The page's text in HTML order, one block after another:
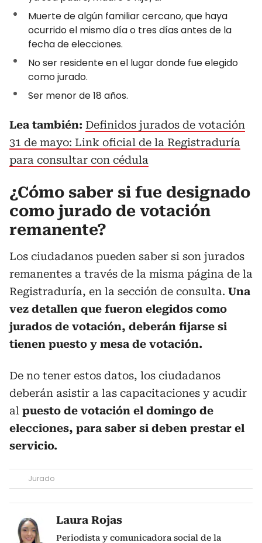
Muerte de algún familiar cercano, que haya
ocurrido el mismo día o tres días antes de la
fecha de elecciones.
No ser residente en el lugar donde fue elegido
como jurado.
Ser menor de 18 años.
Lea también: Definidos jurados de votación
31 de mayo: Link oficial de la Registraduría
para consultar con cédula
¿Cómo saber si fue designado
como jurado de votación
remanente?
Los ciudadanos pueden saber si son jurados
remanentes a través de la misma página de la
Registraduría, en la sección de consulta. Una
vez detallen que fueron elegidos como
jurados de votación, deberán fijarse si
tienen puesto y mesa de votación.
De no tener estos datos, los ciudadanos
deberán asistir a las capacitaciones y acudir
al puesto de votación el domingo de
elecciones, para saber si deben prestar el
servicio.
Jurado
Laura Rojas
Periodista y comunicadora social de la